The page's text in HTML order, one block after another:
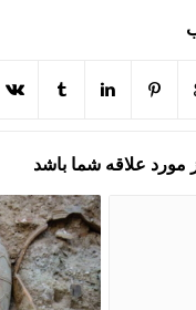
مورد علاقه شما باشد